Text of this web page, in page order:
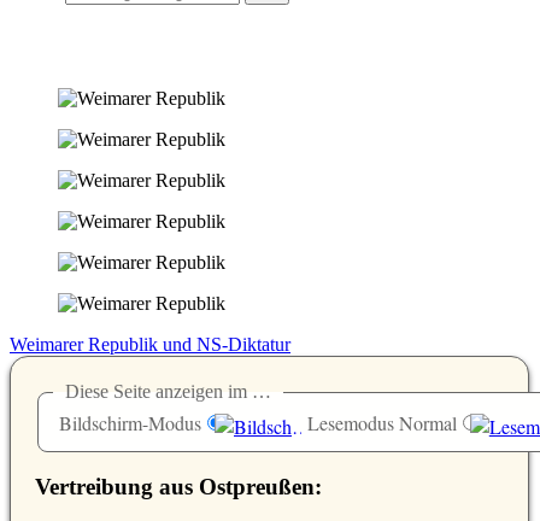
Weimarer Republik und NS-Diktatur
Diese Seite anzeigen im …
Bildschirm-Modus Lesemodus Normal
Vertreibung aus Ostpreußen: